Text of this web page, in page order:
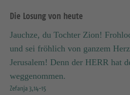
Die Losung von heute
Jauchze, du Tochter Zion!
und sei fröhlich von ganzem
Jerusalem! Denn der HERR hat
weggenommen.
Zefanja 3,14-15